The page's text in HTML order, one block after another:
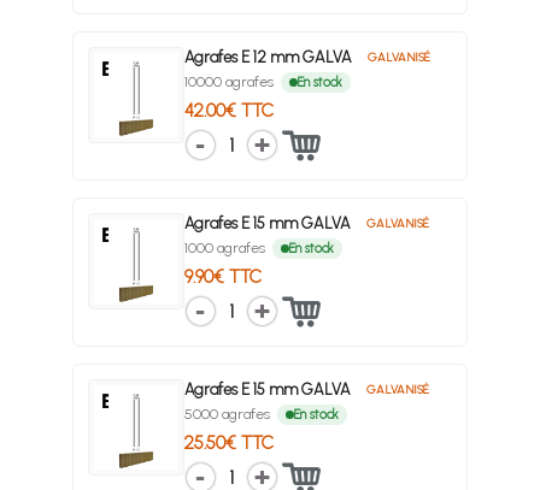
Agrafes E 12 mm GALVA GALVANISÉ
10000 agrafes En stock
42.00€ TTC
1
Agrafes E 15 mm GALVA GALVANISÉ
1000 agrafes En stock
9.90€ TTC
1
Agrafes E 15 mm GALVA GALVANISÉ
5000 agrafes En stock
25.50€ TTC
1